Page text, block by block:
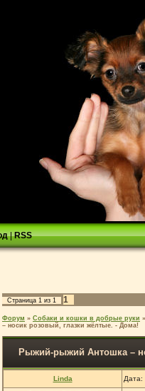
|RSS
Страница 1 из 1 1
Форум » Собаки и кошки в добрые руки »
– носик розовый, глазки жёлтые. - Дома!
Рыжий-рыжий Антошка –
Linda Дата: